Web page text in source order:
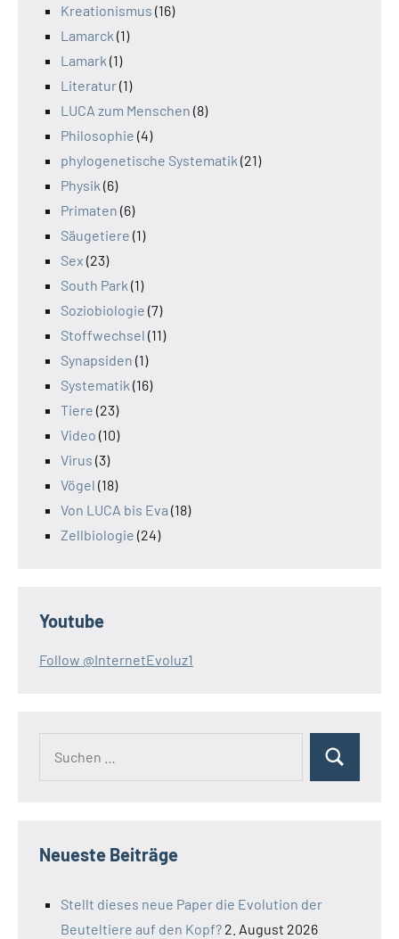
Kreationismus (16)
Lamarck (1)
Lamark (1)
Literatur(1)
LUCA zum Menschen (8)
Philosophie (4)
phylogenetische Systematik (21)
Physik (6)
Primaten (6)
Säugetiere (1)
Sex (23)
South Park (1)
Soziobiologie (7)
Stoffwechsel (11)
Synapsiden (1)
Systematik (16)
Tiere (23)
Video (10)
Virus (3)
Vögel (18)
Von LUCA bis Eva (18)
Zellbiologie (24)
Youtube
Follow @InternetEvoluz1
Suchen
Neueste Beiträge
Stellt dieses neue Paper die Evolution der
Beuteltiere auf den Kopf? 2. August 2026